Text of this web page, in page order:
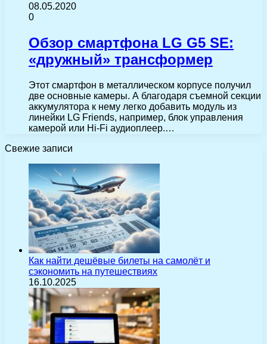
08.05.2020
0
Обзор смартфона LG G5 SE:
«дружный» трансформер
Этот смартфон в металлическом корпусе получил
две основные камеры. А благодаря съемной секции
аккумулятора к нему легко добавить модуль из
линейки LG Friends, например, блок управления
камерой или Hi-Fi аудиоплеер.…
Свежие записи
Как найти дешёвые билеты на самолёт и
сэкономить на путешествиях
16.10.2025